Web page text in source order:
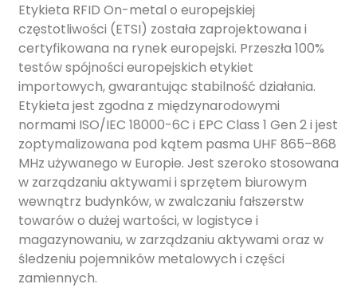
Etykieta RFID On-metal o europejskiej
częstotliwości (ETSI) została zaprojektowana i
certyfikowana na rynek europejski. Przeszła 100%
testów spójności europejskich etykiet
importowych, gwarantując stabilność działania.
Etykieta jest zgodna z międzynarodowymi
normami ISO/IEC 18000-6C i EPC Class 1 Gen 2 i jest
zoptymalizowana pod kątem pasma UHF 865–868
MHz używanego w Europie. Jest szeroko stosowana
w zarządzaniu aktywami i sprzętem biurowym
wewnątrz budynków, w zwalczaniu fałszerstw
towarów o dużej wartości, w logistyce i
magazynowaniu, w zarządzaniu aktywami oraz w
śledzeniu pojemników metalowych i części
zamiennych.